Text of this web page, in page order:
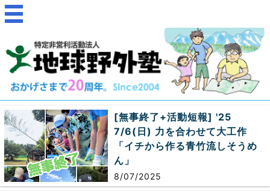
[無事終了+活動短報] '25
7/6(日) 力を合わせて大工作
「イチから作る青竹流しそうめ
ん」
8/07/2025